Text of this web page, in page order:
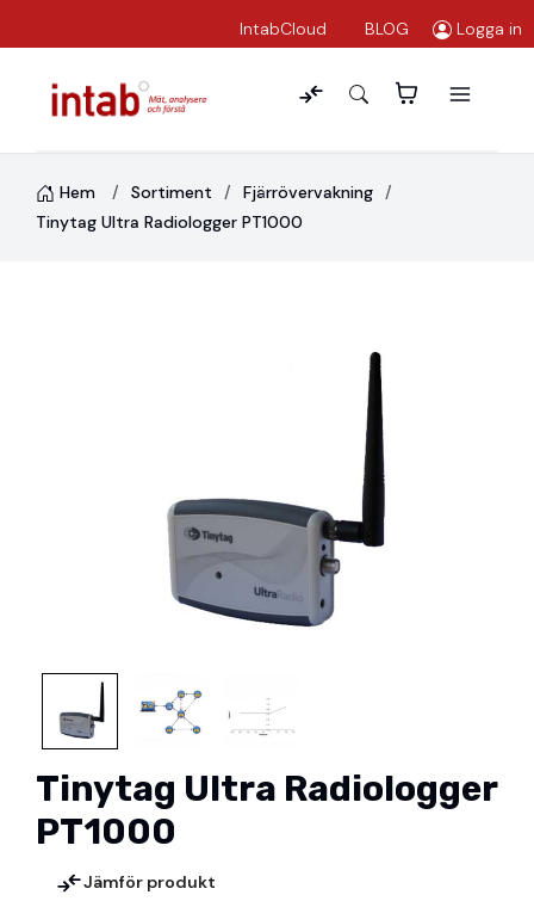
IntabCloud BLOG Logga in
Hem Sortiment
Fjärrövervakning
Tinytag Ultra Radiologger PT1000
Tinytag Ultra Radiologger
PT1000
Jämför produkt